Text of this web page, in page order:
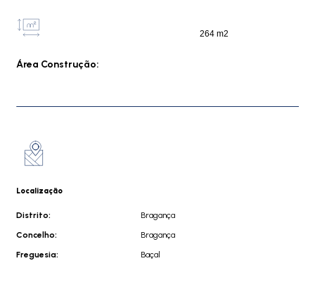
Área Construção:
264 m2
Localização
Distrito:
Bragança
Concelho:
Bragança
Freguesia:
Baçal